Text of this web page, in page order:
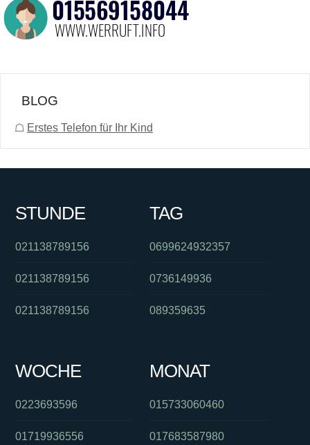
BLOG
☖ Erstes Telefon für Ihr Kind
STUNDE
021138789156
021138789156
021138789156
TAG
0699624932357
0736149936
089359635
WOCHE
0223693596
01719936556
MONAT
015733060460
017683587980